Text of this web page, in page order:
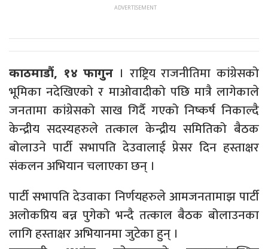
काठमाडौं, १४ फागुन । राष्ट्रिय राजनीतिमा कांग्रेसको
भूमिका नदेखिएको र माओवादीको पछि मात्रै लागेकाले
जनतामा कांग्रेसको साख गिर्दै गएको निष्कर्ष निकाल्दै
केन्द्रीय सदस्यहरुले तत्काल केन्द्रीय समितिको बैठक
बोलाउने पार्टी सभापति देउवालाई प्रेसर दिन हस्ताक्षर
संकलन अभियान चलाएका छन् ।
पार्टी सभापति देउवाका निर्णयहरुले आमजनतामाझ पार्टी
अलोकप्रिय बन्न पुगेको भन्दै तत्काल बैठक बोलाउनका
लागि हस्ताक्षर अभियानमा जुटेका हुन् ।